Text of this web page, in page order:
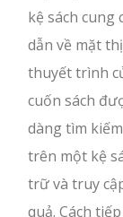
kệ sách cung
dẫn về mặt
thuyết trình
cuốn sách
dàng tìm
trên một kệ
trữ và truy
quả. Cách